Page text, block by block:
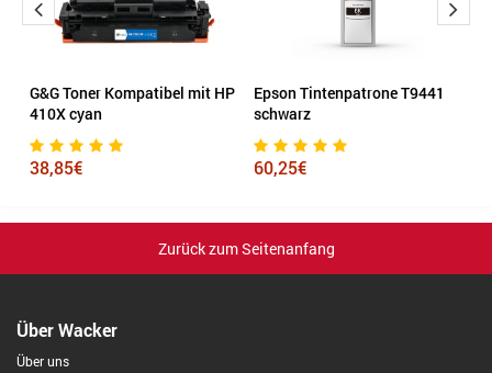
G&G Toner Kompatibel mit HP
410X cyan
38,85€
Epson Tintenpatrone T9441
schwarz
60,25€
Zurück zum Seitenanfang
Über Wacker
Über uns